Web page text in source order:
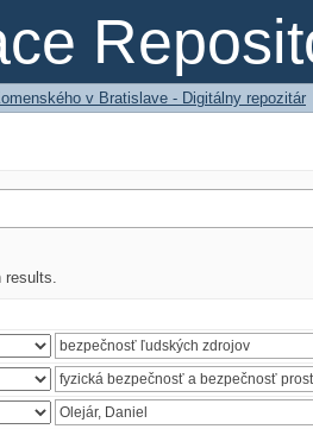
v Bratislave - Digitálny repozitár
results.